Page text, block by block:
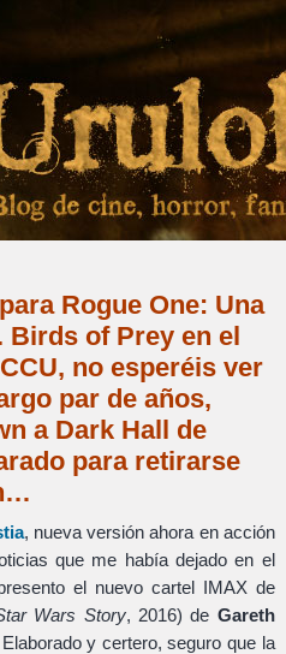
Rogue One: Una
Birds of Prey en el
no esperéis ver
par de años,
a Dark Hall de
para retirarse
, nueva versión ahora en acción
que me había dejado en el
el nuevo cartel IMAX de
Wars Story, 2016) de Gareth
y certero, seguro que la